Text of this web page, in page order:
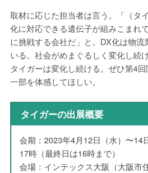
取材に応じた担当者は言う。「（タ
化に対応できる遺伝子が組みこまれ
に挑戦する会社だ」と。DX化は物流
いる。社会がめまぐるしく変化し続
タイガーは変化し続ける。ぜひ第4
一部を体感してほしい。
タイガーの出展概要
会期：2023年4月12日（水）〜14
17時（最終日は16時まで）
会場：インテックス大阪（大阪市